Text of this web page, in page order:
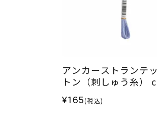
アンカーストランテ
トン（刺しゅう糸）
¥165(税込)